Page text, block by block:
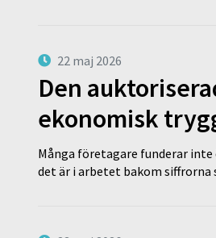
22 maj 2026
Den
ekonomisk
Många företagare funderar
det är i arbetet bakom